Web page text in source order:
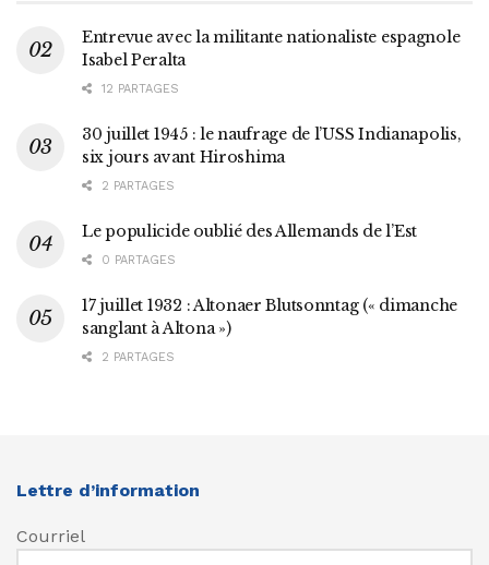
Entrevue avec la militante nationaliste espagnole
Isabel Peralta
12 PARTAGES
30 juillet 1945 : le naufrage de l’USS Indianapolis,
six jours avant Hiroshima
2 PARTAGES
Le populicide oublié des Allemands de l’Est
0 PARTAGES
17 juillet 1932 : Altonaer Blutsonntag (« dimanche
sanglant à Altona »)
2 PARTAGES
Lettre d’information
Courriel